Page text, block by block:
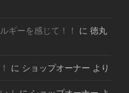
ギーを感じて！！ に 徳丸
に ショップオーナー より